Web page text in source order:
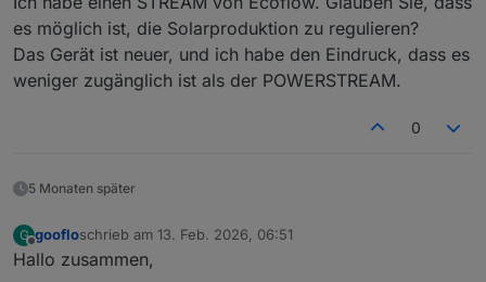
es möglich ist, die Solarproduktion zu regulieren?
Das Gerät ist neuer, und ich habe den Eindruck, dass es
weniger zugänglich ist als der POWERSTREAM.
0
5 Monaten später
G
Offline
goofloschrieb am 13. Feb. 2026, 06:51
zuletzt editiert von
Hallo zusammen,